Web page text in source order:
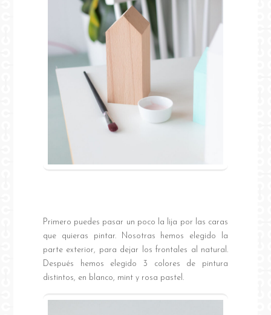
Primero puedes pasar un poco la lija por las caras
que quieras pintar. Nosotras hemos elegido la
parte exterior, para dejar los frontales al natural.
Después hemos elegido 3 colores de pintura
distintos, en blanco, mint y rosa pastel.